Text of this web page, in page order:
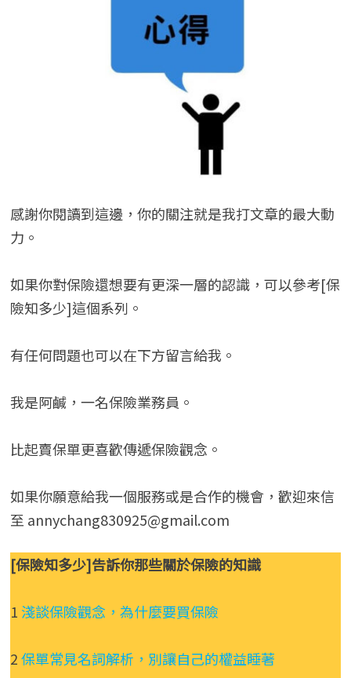
感謝你閱讀到這邊，你的關注就是我打文章的最大動
力。
如果你對保險還想要有更深一層的認識，可以參考[保
險知多少]這個系列。
有任何問題也可以在下方留言給我。
我是阿鹹，一名保險業務員。
比起賣保單更喜歡傳遞保險觀念。
如果你願意給我一個服務或是合作的機會，歡迎來信
至 annychang830925@gmail.com
[保險知多少]告訴你那些關於保險的知識
1 淺談保險觀念，為什麼要買保險
2保單常見名詞解析，別讓自己的權益睡著